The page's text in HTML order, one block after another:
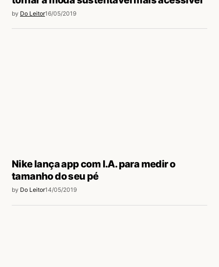
by Do Leitor16/05/2019
Nike lança app com I.A. para medir o
tamanho do seu pé
by Do Leitor14/05/2019